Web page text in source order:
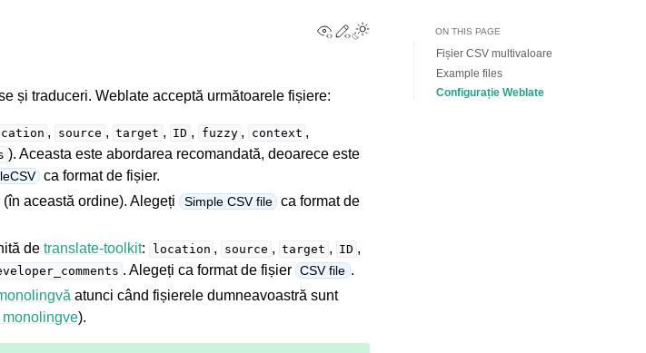
View this page
Edit this page
Toggle Light / Dark / Auto color theme
și traduceri. Weblate acceptă următoarele fișiere:
, source , target , ID , fuzzy , context ,
). Aceasta este abordarea recomandată, deoarece este
ca format de fișier.
(în această ordine). Alegeți Simple CSV file ca format de
detranslate-toolkit: location , source , target , ID ,
. Alegeți ca format de fișier CSV file .
atunci când fișierele dumneavoastră sunt
monolingve).
ON THIS PAGE
Fișier CSV multivaloare
Example files
Configurație Weblate